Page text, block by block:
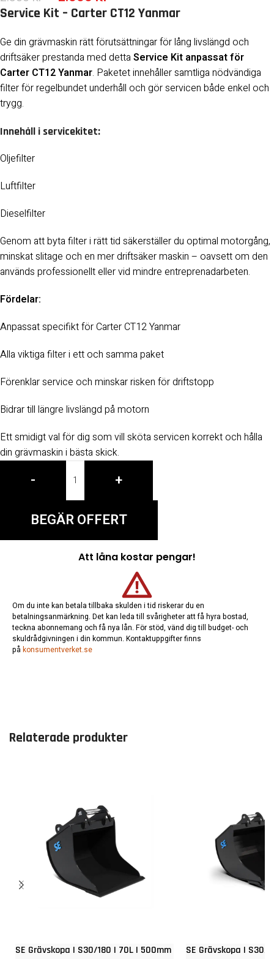
Service Kit – Carter CT12 Yanmar
Ge din grävmaskin rätt förutsättningar för lång livslängd och
driftsäker prestanda med dettaService Kit anpassat för
Carter CT12 Yanmar. Paketet innehåller samtliga nödvändiga
filter för regelbundet underhåll och gör servicen både enkel och
trygg.
Innehåll i servicekitet:
Oljefilter
Luftfilter
Dieselfilter
Genom att byta filter i rätt tid säkerställer du optimal motorgång,
minskat slitage och en mer driftsäker maskin – oavsett om den
används professionellt eller vid mindre entreprenadarbeten.
Fördelar:
Anpassat specifikt för Carter CT12 Yanmar
Alla viktiga filter i ett och samma paket
Förenklar service och minskar risken för driftstopp
Bidrar till längre livslängd på motorn
Ett smidigt val för dig som vill sköta servicen korrekt och hålla
din grävmaskin i bästa skick.
- +
BEGÄR OFFERT
Att låna kostar pengar!
Om du inte kan betala tillbaka skulden i tid riskerar du en
betalningsanmärkning. Det kan leda till svårigheter att få hyra bostad,
teckna abonnemang och få nya lån. För stöd, vänd dig till budget- och
skuldrådgivningen i din kommun. Kontaktuppgifter finns
på konsumentverket.se
Relaterade produkter
SE Grävskopa | S30/180 | 70L | 500mm
SE Grävskopa | S30/